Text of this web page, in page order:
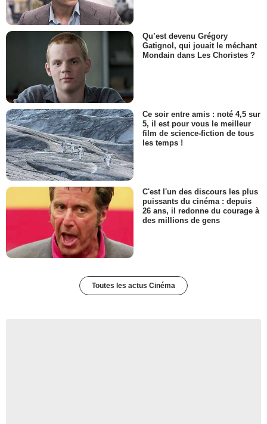
Qu’est devenu Grégory
Gatignol, qui jouait le méchant
Mondain dans Les Choristes ?
Ce soir entre amis : noté 4,5 sur
5, il est pour vous le meilleur
film de science-fiction de tous
les temps !
C'est l'un des discours les plus
puissants du cinéma : depuis
26 ans, il redonne du courage à
des millions de gens
Toutes les actus Cinéma